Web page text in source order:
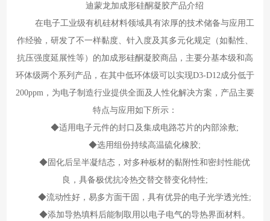
迪蒙龙加成形硅酮凝胶产品介绍
在电子工业级有机硅材料领域具有浓厚的技术储备与应用工
作经验，研发了不一样黏度、针入度及其多元化规定（如黏性、
抗压强度延展性等）的加成形硅酮凝胶商品，主要分基本级和高
环体级两个系列产品，在其中低环体级可以实现D3-D12成分低于
200ppm，为电子制造行业提供全面及人性化解决方案，产品主要
特点与应用如下所示：
◆适用电子元件的封口及集成电路芯片的内部涂敷;
◆选用组份持续高温硫化橡胶;
◆固化后呈半凝结态，对多种板材的黏附性和密封性能优
良，具备极优抗冷热交替交替变化特性;
◆流动性好，易多方面干固，具有优异的电子光学透光性;
◆添加导热填料后能制取用以电子电气的导热界面材料。